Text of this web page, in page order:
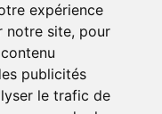
expérience
notre site, pour
publicités
le trafic de